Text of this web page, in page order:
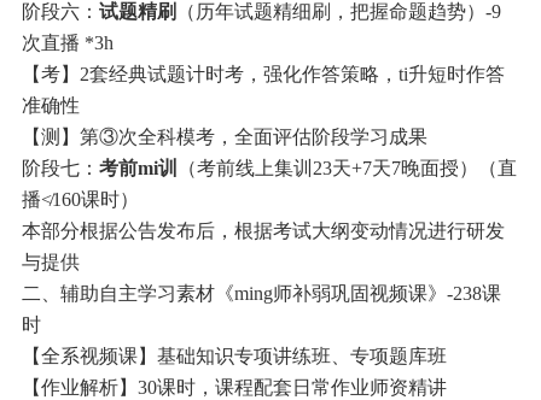
阶段六： 试题精刷
（历年试题精细刷，把握命题趋势）-9
次直播 *3h
【考】2套经典试题计时考，强化作答策略，ti升短时作答
准确性
【测】第③次全科模考，全面评估阶段学习成果
阶段七： 考前mi训
（考前线上集训23天+7天7晚面授）（直
播≮160课时）
本部分根据公告发布后，根据考试大纲变动情况进行研发
与提供
二、辅助自主学习素材《ming师补弱巩固视频课》-238课
时
【全系视频课】基础知识专项讲练班、专项题库班
【作业解析】30课时，课程配套日常作业师资精讲